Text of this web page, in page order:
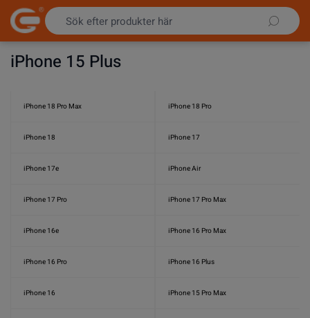
Hoppa till innehållet
iPhone 15 Plus
iPhone 18 Pro Max iPhone 18 Pro
iPhone 18 iPhone 17
iPhone 17e iPhone Air
iPhone 17 Pro iPhone 17 Pro Max
iPhone 16e iPhone 16 Pro Max
iPhone 16 Pro iPhone 16 Plus
iPhone 16 iPhone 15 Pro Max